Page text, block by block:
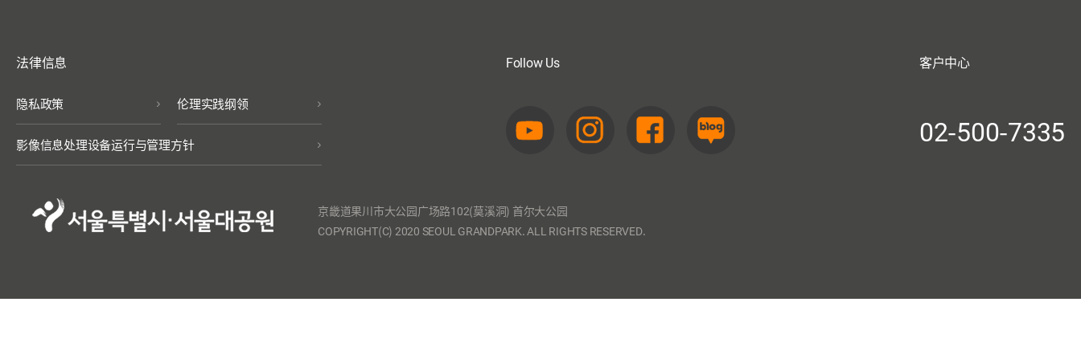
法律信息
隐私政策 伦理实践纲领
影像信息处理设备运行与管理方针
Follow Us 客户中心
02-500-7335
京畿道果川市大公园广场路102(莫溪洞) 首尔大公园
COPYRIGHT(C) 2020 SEOUL GRANDPARK. ALL RIGHTS RESERVED.